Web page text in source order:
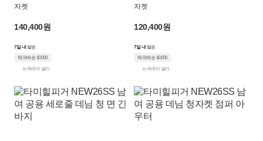
자켓
140,400원
7일 내 발송
해외배송 10,000
뉴욕에바 셀러
자켓
120,400원
7일 내 발송
해외배송 10,000
뉴욕에바 셀러